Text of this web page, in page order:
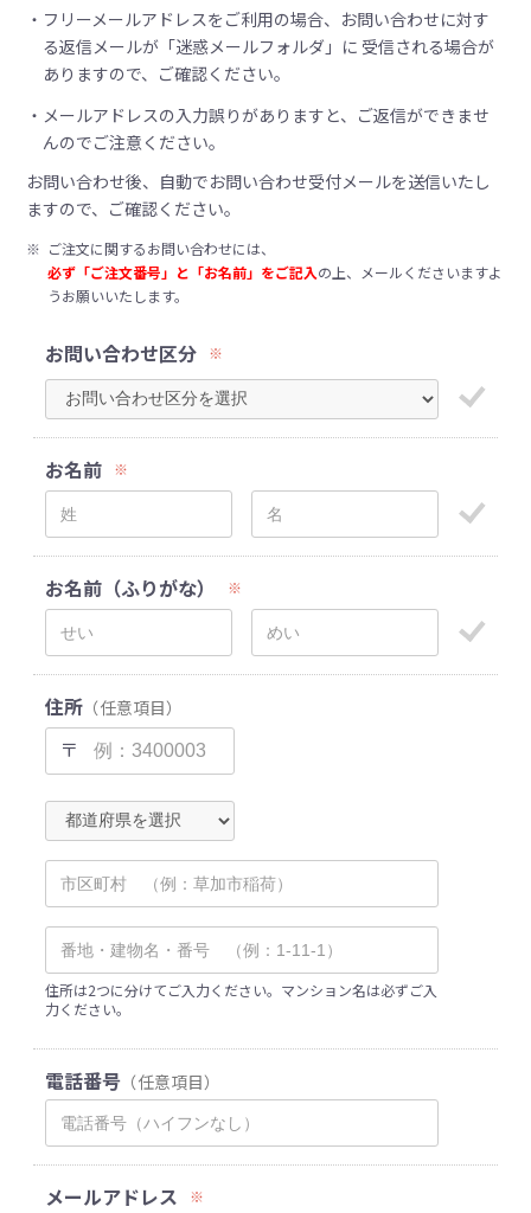
フリーメールアドレスをご利用の場合、お問い合わせに対す
る返信メールが「迷惑メールフォルダ」に 受信される場合が
ありますので、ご確認ください。
メールアドレスの入力誤りがありますと、ご返信ができませ
んのでご注意ください。
お問い合わせ後、自動でお問い合わせ受付メールを送信いたし
ますので、ご確認ください。
※ ご注文に関するお問い合わせには、
必ず「ご注文番号」と「お名前」をご記入の上、メールくださいますよ
うお願いいたします。
お問い合わせ区分 ※
お名前 ※
お名前（ふりがな） ※
住所 （任意項目）
〒
住所は2つに分けてご入力ください。マンション名は必ずご入
力ください。
電話番号 （任意項目）
メールアドレス ※